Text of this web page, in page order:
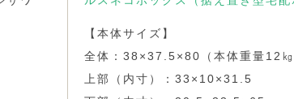
【本体サイズ】
全体：38×37.5×80（本体重量12㎏
上部（内寸）：33×10×31.5